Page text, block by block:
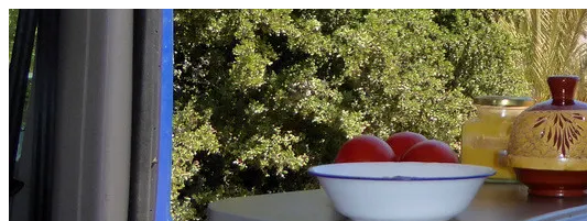
Zum
Inhalt
springen